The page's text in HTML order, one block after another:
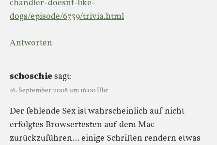
chandler-doesnt-like-
dogs/episode/6739/trivia.html
Antworten
schoschiesagt:
16. September 2008 um 16:00 Uhr
Der fehlende Sex ist wahrscheinlich auf nicht
erfolgtes Browsertesten auf dem Mac
zurückzuführen… einige Schriften rendern etwas